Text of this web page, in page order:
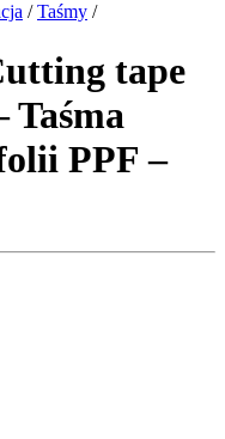
/ Taśmy /
tape
Taśma
PPF –